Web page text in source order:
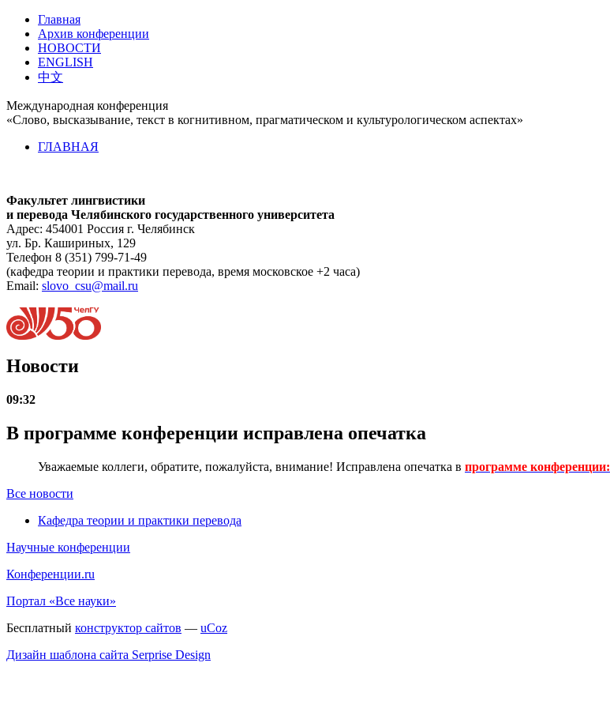
Главная
Архив конференции
НОВОСТИ
ENGLISH
中文
Международная конференция
«Слово, высказывание, текст в когнитивном, прагматическом и культурологическом аспектах»
ГЛАВНАЯ
Факультет лингвистики
и перевода Челябинского государственного университета
Адрес: 454001 Россия г. Челябинск
ул. Бр. Кашириных, 129
Телефон 8 (351) 799-71-49
(кафедра теории и практики перевода, время московское +2 часа)
Email: slovo_csu@mail.ru
Новости
09:32
В программе конференции исправлена опечатка
Уважаемые коллеги, обратите, пожалуйста, внимание! Исправлена опечатка в программе конференции:
Все новости
Кафедра теории и практики перевода
Научные конференции
Конференции.ru
Портал «Все науки»
Бесплатный конструктор сайтов — uCoz
Дизайн шаблона сайта Serprise Design